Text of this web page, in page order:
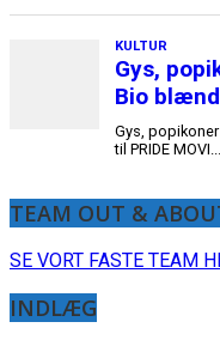
TEAM OUT &
SE VORT FASTE TEAM
INDLÆG